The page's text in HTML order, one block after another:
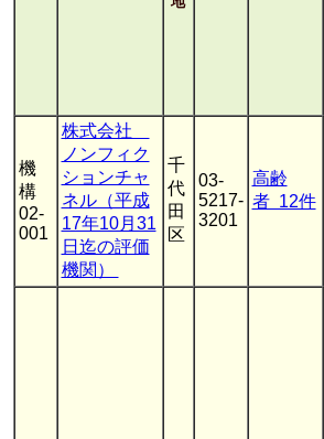
機
構
02-
001
株式会社
ノンフィク
ションチャ
ネル（平成
17年10月31
日迄の評価
機関）
千
代
田
区
03-
5217-
3201
高齢
者 12件